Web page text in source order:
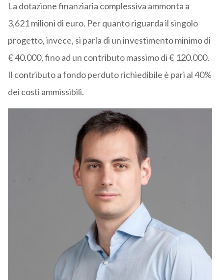
La dotazione finanziaria complessiva ammonta a
3,621 milioni di euro. Per quanto riguarda il singolo
progetto, invece, si parla di un investimento minimo di
€ 40.000, fino ad un contributo massimo di € 120.000.
Il contributo a fondo perduto richiedibile è pari al 40%
dei costi ammissibili.